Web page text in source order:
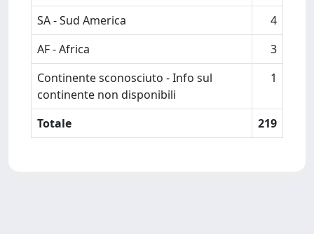
SA - Sud America
4
AF - Africa
3
Continente sconosciuto - Info sul
continente non disponibili
1
Totale 219